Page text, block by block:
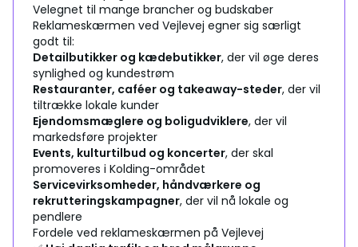
Velegnet til mange brancher og budskaber
Reklameskærmen ved Vejlevej egner sig særligt
godt til:
Detailbutikker og kædebutikker, der vil øge deres
synlighed og kundestrøm
Restauranter, caféer og takeaway-steder, der vil
tiltrække lokale kunder
Ejendomsmæglere og boligudviklere, der vil
markedsføre projekter
Events, kulturtilbud og koncerter, der skal
promoveres i Kolding-området
Servicevirksomheder, håndværkere og
rekrutteringskampagner, der vil nå lokale og
pendlere
Fordele ved reklameskærmen på Vejlevej